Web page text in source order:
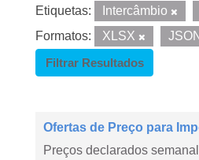
Etiquetas: Intercâmbio
Formatos:
XLSX
JSON
Filtrar Resultados
Ofertas de Preço para
Preços declarados